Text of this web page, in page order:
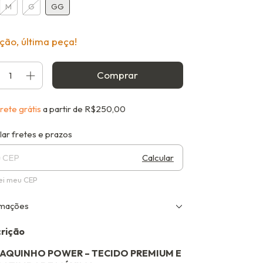
M G GG
última peça!
grátis a partir de R$250,00
para o CEP:
fretes e prazos
Calcular
meu CEP
POWER – TECIDO PREMIUM E